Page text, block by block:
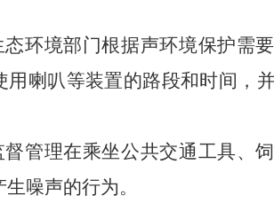
态环境部门根据声环境保护需
用喇叭等装置的路段和时间，
督管理在乘坐公共交通工具、
噪声的行为。